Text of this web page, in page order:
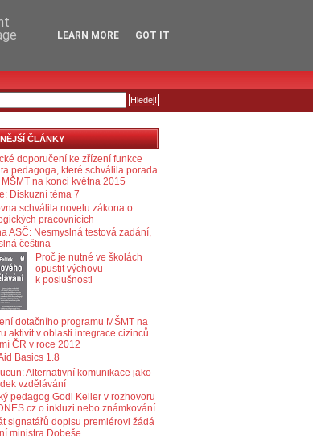
ČLÁNKY
doporučení ke zřízení funkce
pedagoga, které schválila porada
na konci května 2015
Diskuzní téma 7
schválila novelu zákona o
pracovnících
ASČ: Nesmyslná testová zadání,
čeština
Proč je nutné ve školách
opustit výchovu
k poslušnosti
dotačního programu MŠMT na
aktivit v oblasti integrace cizinců
ČR v roce 2012
Basics 1.8
Alternativní komunikace jako
vzdělávání
pedagog Godi Keller v rozhovoru
o inkluzi nebo známkování
signatářů dopisu premiérovi žádá
ministra Dobeše
LEARN MORE GOT IT